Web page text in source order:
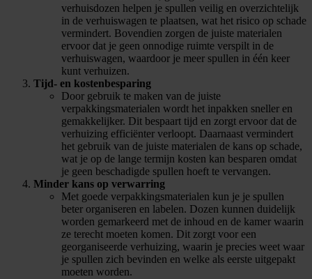
verhuisdozen helpen je spullen veilig en overzichtelijk
in de verhuiswagen te plaatsen, wat het risico op schade
vermindert. Bovendien zorgen de juiste materialen
ervoor dat je geen onnodige ruimte verspilt in de
verhuiswagen, waardoor je meer spullen in één keer
kunt verhuizen.
Tijd- en kostenbesparing
Door gebruik te maken van de juiste
verpakkingsmaterialen wordt het inpakken sneller en
gemakkelijker. Dit bespaart tijd en zorgt ervoor dat de
verhuizing efficiënter verloopt. Daarnaast vermindert
het gebruik van de juiste materialen de kans op schade,
wat je op de lange termijn kosten kan besparen omdat
je geen beschadigde spullen hoeft te vervangen.
Minder kans op verwarring
Met goede verpakkingsmaterialen kun je je spullen
beter organiseren en labelen. Dozen kunnen duidelijk
worden gemarkeerd met de inhoud en de kamer waarin
ze terecht moeten komen. Dit zorgt voor een
georganiseerde verhuizing, waarin je precies weet waar
je spullen zich bevinden en welke als eerste uitgepakt
moeten worden.